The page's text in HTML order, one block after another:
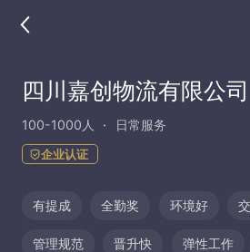
四川嘉创物流有限公司
100-1000人 日常服务
企业认证
有提成 全勤奖 环境好
管理规范 晋升快 弹性工作